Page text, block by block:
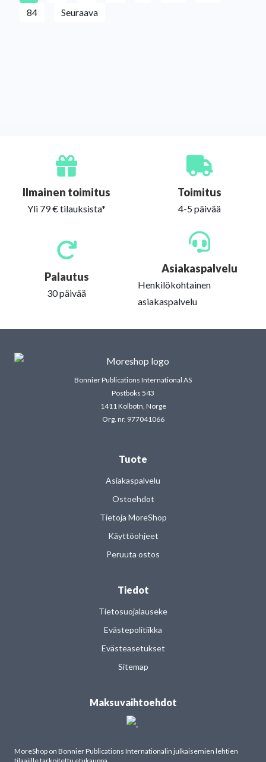
84
Seuraava
Ilmainen toimitus
Yli 79 € tilauksista*
Toimitus
4-5 päivää
Palautus
30 päivää
Asiakaspalvelu
Henkilökohtainen
asiakaspalvelu
Bonnier Publications International AS
Postboks 543
1411 Kolbotn, Norge
Org. nr. 977041066
Tuote
Asiakaspalvelu
Ostoehdot
Tietoja MoreShop
Käyttöohjeet
Peruuta ostos
Tiedot
Tietosuojalauseke
Evästepolitiikka
Evästeasetukset
Sitemap
Maksuvaihtoehdot
MoreShop on Bonnier Publications Internationalin julkaisemien lehtien